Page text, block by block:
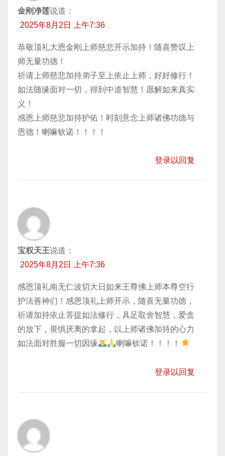
金刚净莲说道：
2025年8月2日 上午7:36
恭敬顶礼大恩金刚上师慈悲开示加持！随喜赞叹上
师无量功德！
祈请上师慈悲加持弟子至上依止上师，好好修行！
如法随缘面对一切，得到中道智慧！愿解如来真实
义！
感恩上师慈悲加持护佑！时刻意念上师诸佛功德与
恩德！喇嘛钦诺！！！！
登录以回复
宝权天王说道：
2025年8月2日 上午7:36
感恩顶礼南无仁波切大日如来王尊佛上师本尊空行
护法善神们！感恩顶礼上师开示，随喜无量功德，
祈请加持依止菩提如法修行，具足取舍智慧，爱贪
的放下，畏惧厌离的拿起，以上师诸佛加持的心力
如法面对胜服一切因缘
喇嘛钦诺！！！！
登录以回复